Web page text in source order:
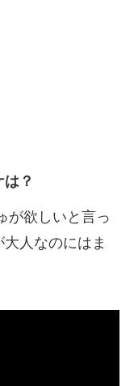
？
が欲しいと言っ
人なのにはま